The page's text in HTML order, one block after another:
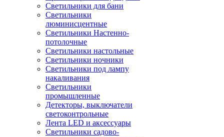
Светильники для бани
Светильники
люминисцентные
Светильники Настенно-
потолочные
Светильники настольные
Светильники ночники
Светильники под лампу
накаливания
Светильники
промышленные
Детекторы, выключатели
светоконтрольные
Лента LED и аксессуары
Светильники садово-